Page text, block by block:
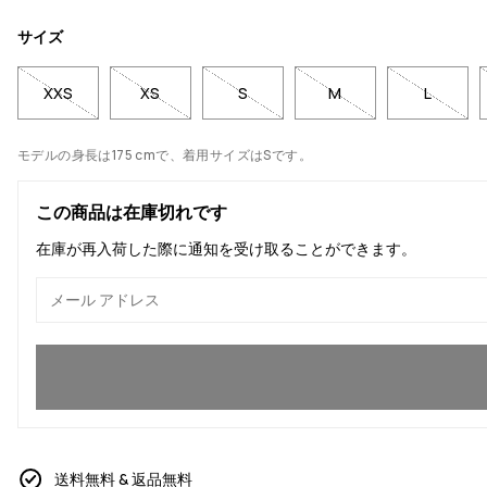
サイズ
XXS XS S M L
モデルの身長は175 cmで、着用サイズはSです。
この商品は在庫切れです
在庫が再入荷した際に通知を受け取ることができます。
送料無料 & 返品無料